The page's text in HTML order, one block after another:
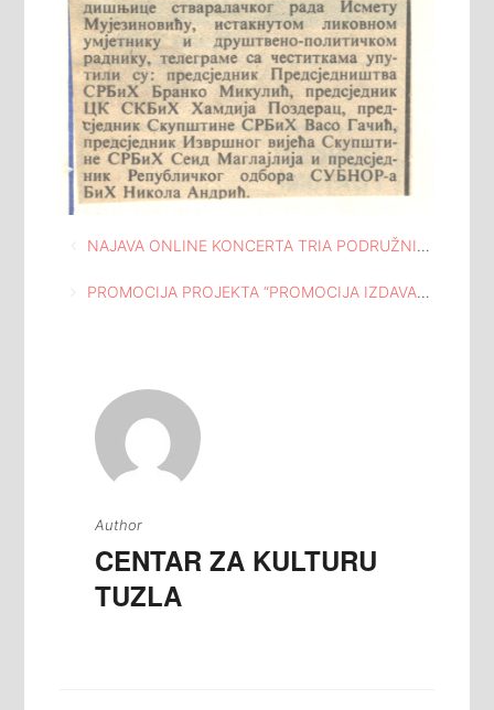
Navigacija
članaka
NAJAVA ONLINE KONCERTA TRIA PODRUŽNICE HKD NAPREDAK IZ TUZLE POD NAZIVOM SEASONS U MEĐUNARODNOJ GALERIJI PORTRETA TUZLA
PROMOCIJA PROJEKTA “PROMOCIJA IZDAVAČKE DJELATNOSTI JU CENTAR ZA KULTURU TUZLA”
Author
CENTAR ZA KULTURU
TUZLA